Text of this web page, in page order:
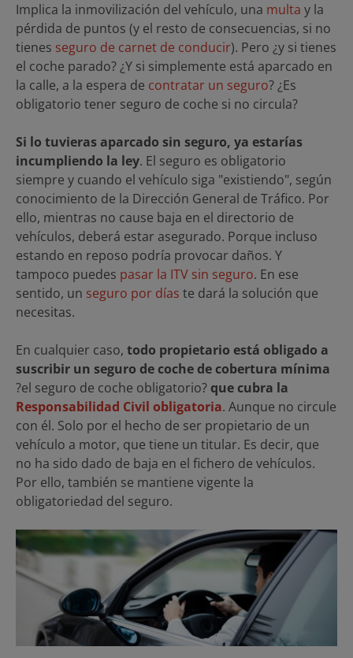
Implica la inmovilización del vehículo, una multa y la
pérdida de puntos (y el resto de consecuencias, si no
tienes seguro de carnet de conducir). Pero ¿y si tienes
el coche parado? ¿Y si simplemente está aparcado en
la calle, a la espera de contratar un seguro? ¿Es
obligatorio tener seguro de coche si no circula?
Si lo tuvieras aparcado sin seguro, ya estarías
incumpliendo la ley. El seguro es obligatorio
siempre y cuando el vehículo siga "existiendo", según
conocimiento de la Dirección General de Tráfico. Por
ello, mientras no cause baja en el directorio de
vehículos, deberá estar asegurado. Porque incluso
estando en reposo podría provocar daños. Y
tampoco puedes pasar la ITV sin seguro. En ese
sentido, un seguro por días te dará la solución que
necesitas.
En cualquier caso, todo propietario está obligado a
suscribir un seguro de coche de cobertura mínima
?el seguro de coche obligatorio?que cubra la
Responsabilidad Civil obligatoria. Aunque no circule
con él. Solo por el hecho de ser propietario de un
vehículo a motor, que tiene un titular. Es decir, que
no ha sido dado de baja en el fichero de vehículos.
Por ello, también se mantiene vigente la
obligatoriedad del seguro.